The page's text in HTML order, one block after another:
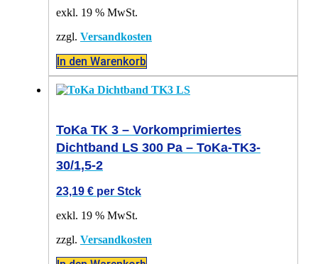
exkl. 19 % MwSt.
zzgl. Versandkosten
In den Warenkorb
ToKa TK 3 – Vorkomprimiertes
Dichtband LS 300 Pa – ToKa-TK3-
30/1,5-2
23,19 € per Stck
exkl. 19 % MwSt.
zzgl. Versandkosten